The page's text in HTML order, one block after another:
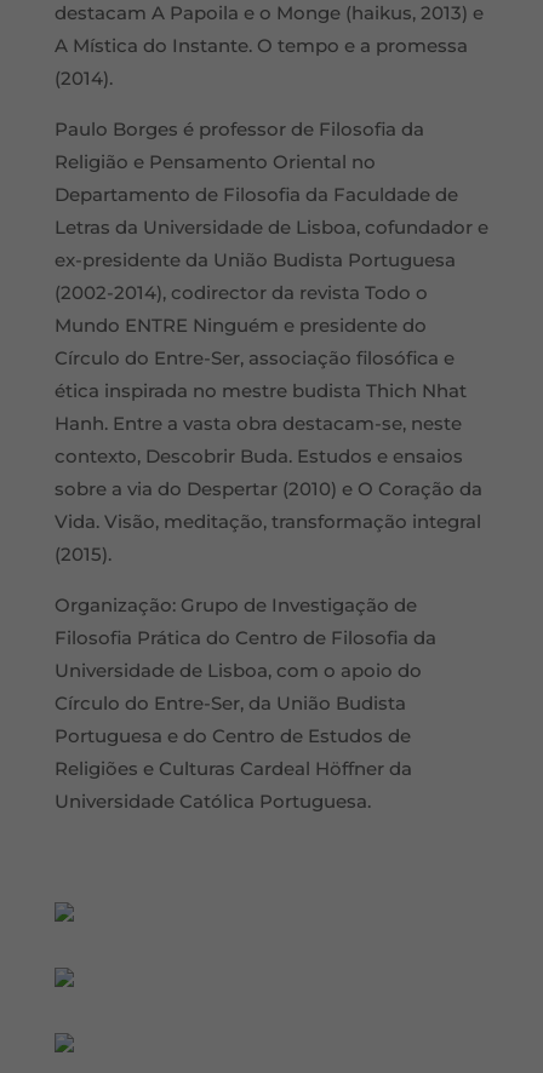
destacam A Papoila e o Monge (haikus, 2013) e
A Mística do Instante. O tempo e a promessa
(2014).
Paulo Borges é professor de Filosofia da
Religião e Pensamento Oriental no
Departamento de Filosofia da Faculdade de
Letras da Universidade de Lisboa, cofundador e
ex-presidente da União Budista Portuguesa
(2002-2014), codirector da revista Todo o
Mundo ENTRE Ninguém e presidente do
Círculo do Entre-Ser, associação filosófica e
ética inspirada no mestre budista Thich Nhat
Hanh. Entre a vasta obra destacam-se, neste
contexto, Descobrir Buda. Estudos e ensaios
sobre a via do Despertar (2010) e O Coração da
Vida. Visão, meditação, transformação integral
(2015).
Organização: Grupo de Investigação de
Filosofia Prática do Centro de Filosofia da
Universidade de Lisboa, com o apoio do
Círculo do Entre-Ser, da União Budista
Portuguesa e do Centro de Estudos de
Religiões e Culturas Cardeal Höffner da
Universidade Católica Portuguesa.